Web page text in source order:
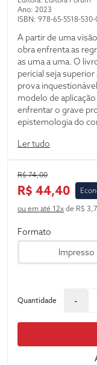
Ano: 2023
ISBN: 978-65-5518-530-
A partir de uma
obra enfrenta as
as uma a uma. O
pericial seja
prova
modelo de
enfrentar o grave
epistemologia do
crítica e
do assunto a partir,
Ler tudo
R$ 74,00
R$ 44,40
ou em até 12x de R$
Formato
Impresso
Quantidade -